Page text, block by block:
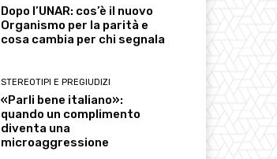
Dopo l’UNAR: cos’è il nuovo
Organismo per la parità e
cosa cambia per chi segnala
STEREOTIPI E PREGIUDIZI
«Parli bene italiano»:
quando un complimento
diventa una
microaggressione